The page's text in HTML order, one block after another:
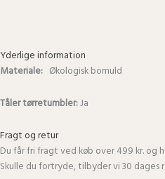
Yderlige information
Materiale: Økologisk bomuld
Tåler tørretumbler:Ja
Fragt og retur
Du får fri fragt ved køb over 499 kr. og
Skulle du fortryde, tilbyder vi 30 dages